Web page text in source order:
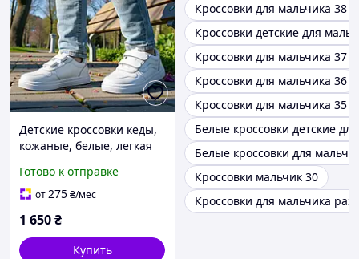
Детские кроссовки кеды,
кожаные, белые, легкая
девушек на липучке в
РАЗМЕРЕ: 31-35
Готово к отправке
от275₴/мес
1 650₴
Купить
Кроссовки для мальчика 38
Кроссовки детские для
Кроссовки для мальчика 37
Кроссовки для мальчика 36
Кроссовки для мальчика 35
Белые кроссовки детские
Белые кроссовки для
Кроссовки мальчик 30
Кроссовки для мальчика